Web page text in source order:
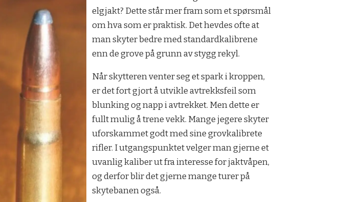
elgjakt? Dette står mer fram som et spørsmål
om hva som er praktisk. Det hevdes ofte at
man skyter bedre med standardkalibrene
enn de grove på grunn av stygg rekyl.
Når skyt­teren venter seg et spark i kroppen,
er det fort gjort å utvikle avtrekksfeil som
blunking og napp i avtrekket. Men dette er
fullt mulig å trene vekk. Mange jegere skyter
uforskammet godt med sine grovkalibrete
rifler. I utgangspunktet velger man gjerne et
uvanlig kaliber ut fra interesse for jaktvåpen,
og derfor blir det gjerne mange turer på
skytebanen også.